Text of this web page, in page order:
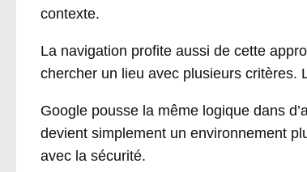
contexte.
La navigation profite aussi de cette
chercher un lieu avec plusieurs critères.
Google pousse la même logique dans
devient simplement un environnement
avec la sécurité.